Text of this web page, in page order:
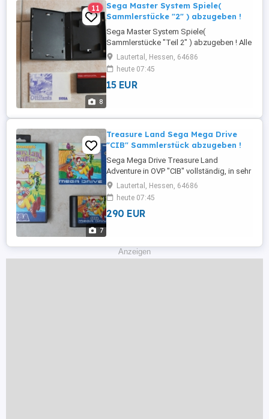
8
11
Sega Master System Spiele(
Sammlerstücke "2" ) abzugeben !
Sega Master System Spiele(
Sammlerstücke "Teil 2" ) abzugeben ! Alle
Spiele sind vollständig und
funktionsfähig mit OVP und Bed. Anleitung
. in 1A Sammlerzustand siehe Bilder .
Folgende Spiele sind noch zu haben : The
Mission ...
Lautertal, Hessen, 64686
heute 07:45
15 EUR
7
Treasure Land Sega Mega Drive
"CIB" Sammlerstück abzugeben !
Sega Mega Drive Treasure Land
Adventure in OVP "CIB" vollständig, in sehr
gutem funktionsfähigem Zustand
"Sammlerstück" für 290,- FP. abzugeben !
Zustand siehe Bilder. Preis ist Festpreise
"nicht verhandelbar " ! Versand bei
Lautertal, Hessen, 64686
heute 07:45
290 EUR
Anzeigen